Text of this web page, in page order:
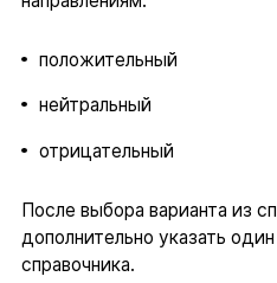
положительный
нейтральный
отрицательный
После выбора варианта из
дополнительно указать
справочника.